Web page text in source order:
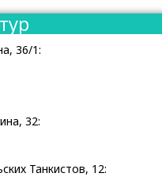
36/1:
32:
Танкистов, 12: